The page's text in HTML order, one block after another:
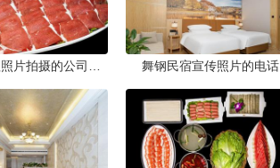
舞钢民宿宣传照片的电话